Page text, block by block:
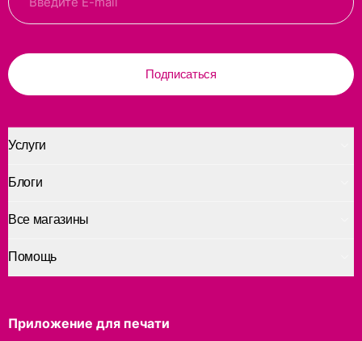
Подписаться
Услуги
Помощь
Блоги
Все магазины
Приложение для печати